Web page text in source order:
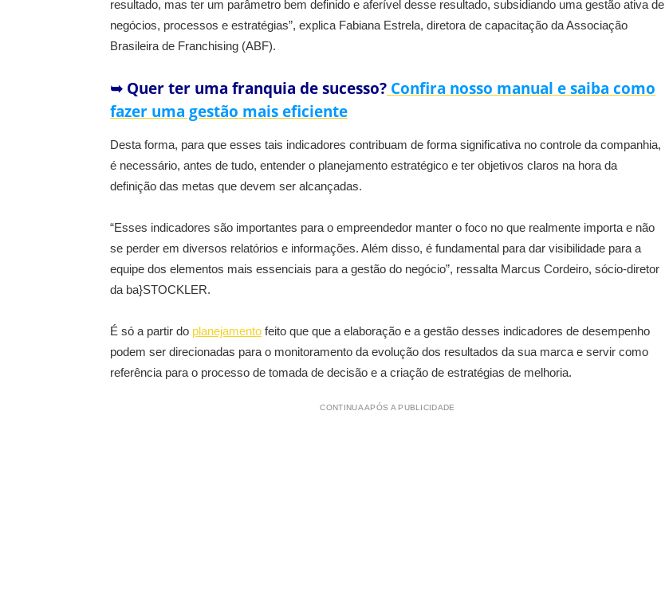
resultado, mas ter um parâmetro bem definido e aferível desse resultado, subsidiando uma gestão ativa de
negócios, processos e estratégias”, explica Fabiana Estrela, diretora de capacitação da Associação
Brasileira de Franchising (ABF).
➥ Quer ter uma franquia de sucesso? Confira nosso manual e saiba como
fazer uma gestão mais eficiente
Desta forma, para que esses tais indicadores contribuam de forma significativa no controle da companhia,
é necessário, antes de tudo, entender o planejamento estratégico e ter objetivos claros na hora da
definição das metas que devem ser alcançadas.
“Esses indicadores são importantes para o empreendedor manter o foco no que realmente importa e não
se perder em diversos relatórios e informações. Além disso, é fundamental para dar visibilidade para a
equipe dos elementos mais essenciais para a gestão do negócio”, ressalta Marcus Cordeiro, sócio-diretor
da ba}STOCKLER.
É só a partir do planejamento feito que que a elaboração e a gestão desses indicadores de desempenho
podem ser direcionadas para o monitoramento da evolução dos resultados da sua marca e servir como
referência para o processo de tomada de decisão e a criação de estratégias de melhoria.
CONTINUA APÓS A PUBLICIDADE